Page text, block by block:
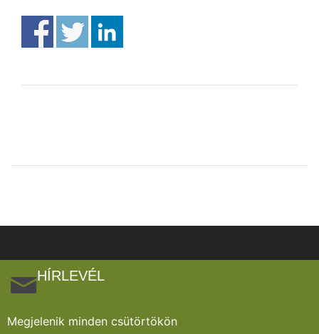
HÍRLEVÉL
Megjelenik minden csütörtökön